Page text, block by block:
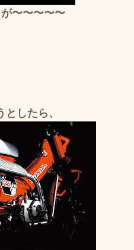
〜〜〜〜〜
したら、